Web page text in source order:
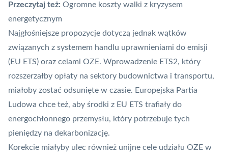
Przeczytaj też: Ogromne koszty walki z kryzysem
energetycznym
Najgłośniejsze propozycje dotyczą jednak wątków
związanych z systemem handlu uprawnieniami do emisji
(EU ETS) oraz celami OZE. Wprowadzenie ETS2, który
rozszerzałby opłaty na sektory budownictwa i transportu,
miałoby zostać odsunięte w czasie. Europejska Partia
Ludowa chce też, aby środki z EU ETS trafiały do
energochłonnego przemysłu, który potrzebuje tych
pieniędzy na dekarbonizację.
Korekcie miałyby ulec również unijne cele udziału OZE w